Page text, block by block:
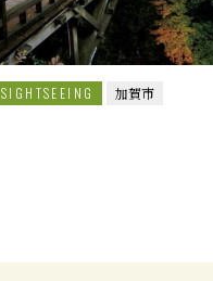
SIGHTSEEING 加賀市